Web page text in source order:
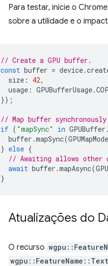
Para testar, inicie o
sobre a utilidade e o
// Create a GPU buffer.
const buffer = device.
size : 42,
usage : GPUBufferUsage.
});
// Map buffer
if ( "mapSync" in GPUBuffer
buffer .mapSync(GPUMapMode
} else {
// Awaiting allows other
await buffer .mapAsync(
}
Atualizações do
O recurso